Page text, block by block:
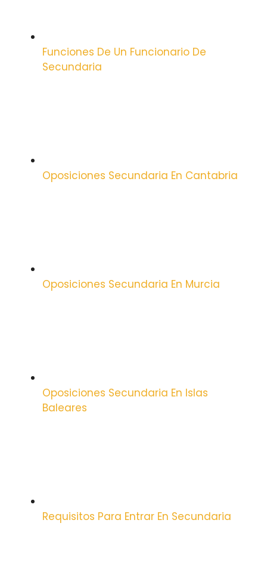
Funciones De Un Funcionario De
Secundaria
Oposiciones Secundaria En Cantabria
Oposiciones Secundaria En Murcia
Oposiciones Secundaria En Islas
Baleares
Requisitos Para Entrar En Secundaria